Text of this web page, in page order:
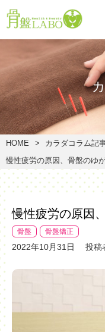
HOME
カラダコラム記
慢性疲労の原因、骨盤のゆ
慢性疲労の原因
骨盤 骨盤矯正
2022年10月31日 投稿